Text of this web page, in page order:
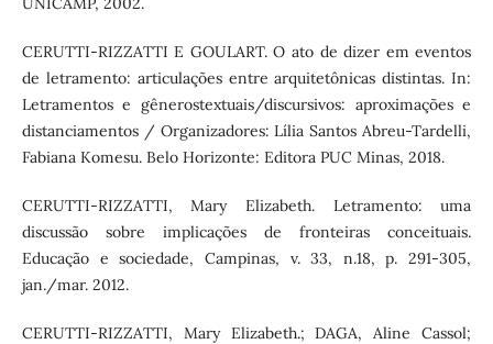
CERUTTI-RIZZATTI E GOULART. O ato de dizer em eventos
de letramento: articulações entre arquitetônicas distintas. In:
Letramentos e gênerostextuais/discursivos: aproximações e
distanciamentos / Organizadores: Lília Santos Abreu-Tardelli,
Fabiana Komesu. Belo Horizonte: Editora PUC Minas, 2018.
CERUTTI-RIZZATTI, Mary Elizabeth. Letramento: uma
discussão sobre implicações de fronteiras conceituais.
Educação e sociedade, Campinas, v. 33, n.18, p. 291-305,
jan./mar. 2012.
CERUTTI-RIZZATTI, Mary Elizabeth.; DAGA, Aline Cassol;